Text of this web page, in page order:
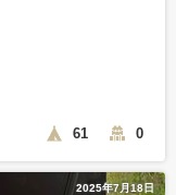
61 0
2025年7月18日